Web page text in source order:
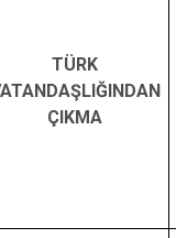
TÜRK
ÇIKMA